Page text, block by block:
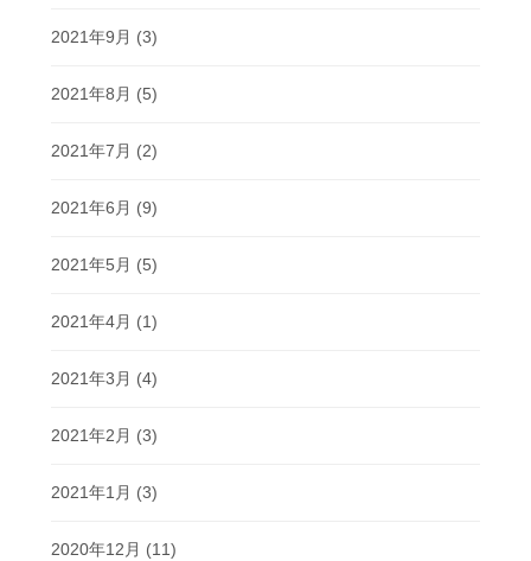
2021年9月 (3)
2021年8月 (5)
2021年7月 (2)
2021年6月 (9)
2021年5月 (5)
2021年4月 (1)
2021年3月 (4)
2021年2月 (3)
2021年1月 (3)
2020年12月 (11)